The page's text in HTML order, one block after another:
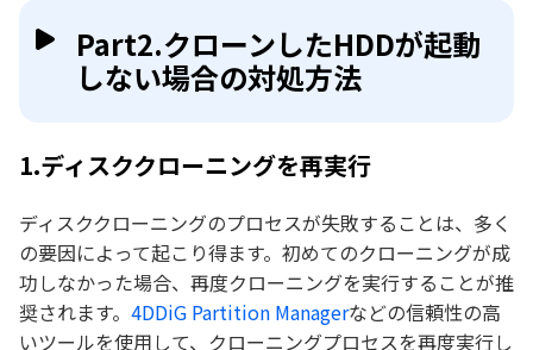
Part2.クローンしたHDDが起動
しない場合の対処方法
1.ディスククローニングを再実行
ディスククローニングのプロセスが失敗することは、多く
の要因によって起こり得ます。初めてのクローニングが成
功しなかった場合、再度クローニングを実行することが推
奨されます。 4DDiG Partition Managerなどの信頼性の高
いツールを使用して、クローニングプロセスを再度実行し